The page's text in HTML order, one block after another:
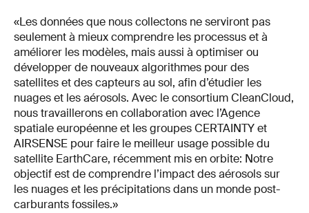
«Les données que nous collectons ne serviront pas
seulement à mieux comprendre les processus et à
améliorer les modèles, mais aussi à optimiser ou
développer de nouveaux algorithmes pour des
satellites et des capteurs au sol, afin d’étudier les
nuages et les aérosols. Avec le consortium CleanCloud,
nous travaillerons en collaboration avec l’Agence
spatiale européenne et les groupes CERTAINTY et
AIRSENSE pour faire le meilleur usage possible du
satellite EarthCare, récemment mis en orbite: Notre
objectif est de comprendre l’impact des aérosols sur
les nuages et les précipitations dans un monde post-
carburants fossiles.»